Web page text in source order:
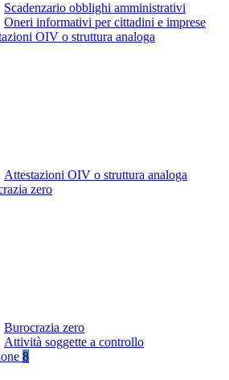
Scadenzario obblighi amministrativi
Oneri informativi per cittadini e imprese
OIV o struttura analoga
Attestazioni OIV o struttura analoga
zero
Burocrazia zero
Attività soggette a controllo
8